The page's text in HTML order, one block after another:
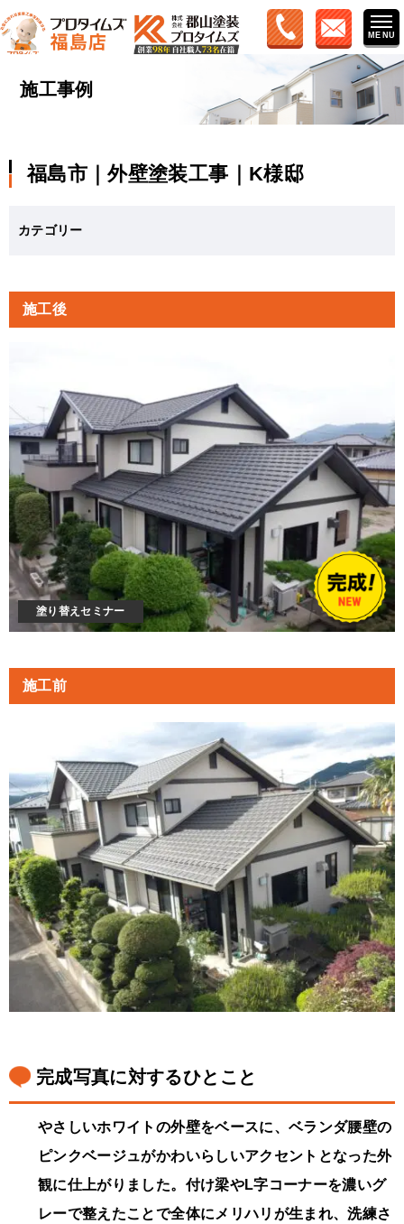
施工事例
福島市｜外壁塗装工事｜K様邸
カテゴリー
施工後
塗り替えセミナー
施工前
完成写真に対するひとこと
やさしいホワイトの外壁をベースに、ベランダ腰壁の
ピンクベージュがかわいらしいアクセントとなった外
観に仕上がりました。付け梁やL字コーナーを濃いグ
レーで整えたことで全体にメリハリが生まれ、洗練さ